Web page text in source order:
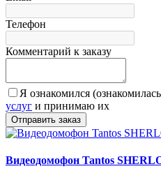
Телефон
Комментарий к заказу
Я ознакомился
услуг и принимаю их
Видеодомофон Tantos